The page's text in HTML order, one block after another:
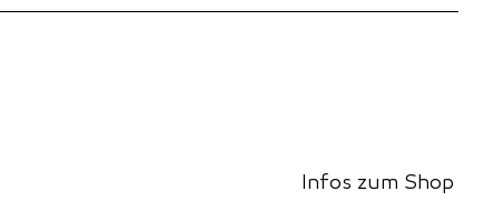
Infos zum Shop